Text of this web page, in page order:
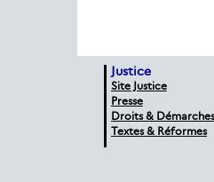
Justice
Site Justice
Presse
Droits & Démarches
Textes & Réformes